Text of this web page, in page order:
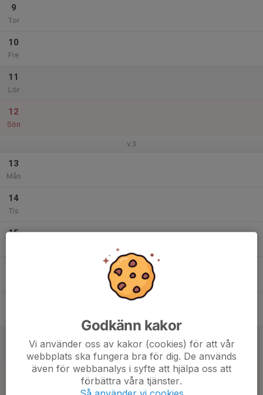
9
Tor
10
Fre
11
Lör
12
Sön
v.3
13
Mån
14
Tis
15
Godkänn kakor
Vi använder oss av kakor (cookies) för att vår
webbplats ska fungera bra för dig. De används
även för webbanalys i syfte att hjälpa oss att
förbättra våra tjänster.